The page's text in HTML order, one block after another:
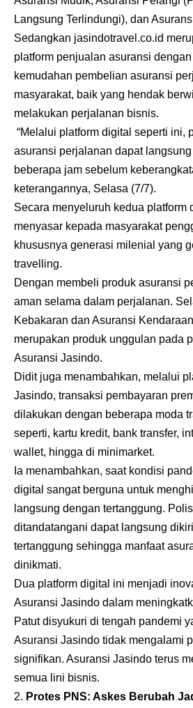
Langsung Terlindungi), dan
Sedangkan jasindotravel.co.id
platform penjualan asuransi
kemudahan pembelian asuransi
masyarakat, baik yang hendak
melakukan perjalanan bisnis.
“Melalui platform digital seperti ini,
asuransi perjalanan dapat
beberapa jam sebelum
keterangannya, Selasa (7/7).
Secara menyeluruh kedua platform
menyasar kepada masyarakat
khususnya generasi milenial yang
travelling.
Dengan membeli produk asuransi
aman selama dalam perjalanan.
Kebakaran dan Asuransi
merupakan produk unggulan pada
Asuransi Jasindo.
Didit juga menambahkan, melalui
Jasindo, transaksi pembayaran
dilakukan dengan beberapa moda
seperti, kartu kredit, bank transfer,
wallet, hingga di minimarket.
Ia menambahkan, saat kondisi
digital sangat berguna untuk
langsung dengan tertanggung.
ditandatangani dapat langsung
tertanggung sehingga manfaat
dinikmati.
Dua platform digital ini menjadi
Asuransi Jasindo dalam
Patut disyukuri di tengah pandemi
Asuransi Jasindo tidak mengalami
signifikan. Asuransi Jasindo terus
semua lini bisnis.
Protes PNS: Askes Berubah